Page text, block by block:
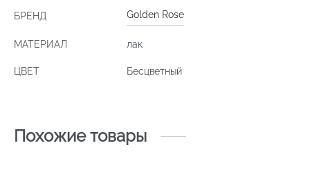
БРЕНД Golden Rose
МАТЕРИАЛ лак
ЦВЕТ Бесцветный
Похожие товары